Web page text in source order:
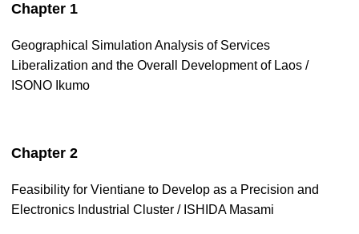
Chapter 1
Geographical Simulation Analysis of Services
Liberalization and the Overall Development of Laos /
ISONO Ikumo
Chapter 2
Feasibility for Vientiane to Develop as a Precision and
Electronics Industrial Cluster / ISHIDA Masami